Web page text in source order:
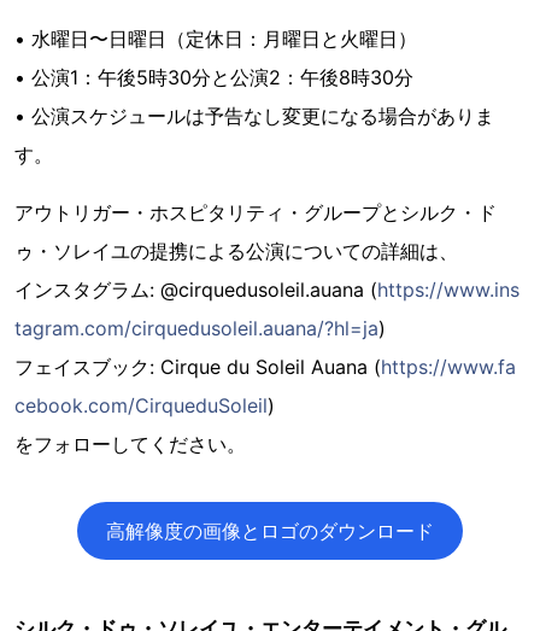
• 水曜日〜日曜日（定休日：月曜日と火曜日）
• 公演1：午後5時30分と公演2：午後8時30分
• 公演スケジュールは予告なし変更になる場合がありま
す。
アウトリガー・ホスピタリティ・グループとシルク・ド
ゥ・ソレイユの提携による公演についての詳細は、
インスタグラム: @cirquedusoleil.auana (https://www.ins
tagram.com/cirquedusoleil.auana/?hl=ja)
フェイスブック: Cirque du Soleil Auana (https://www.fa
cebook.com/CirqueduSoleil)
をフォローしてください。
高解像度の画像とロゴのダウンロード